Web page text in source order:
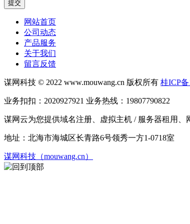
提交
网站首页
公司动态
产品服务
关于我们
留言反馈
谋网科技 © 2022 www.mouwang.cn 版权所有 桂ICP备
业务扣扣：2020927921 业务热线：19807790822
谋网云为您提供域名注册、虚拟主机 / 服务器租用、
地址：北海市海城区长青路6号领秀一方1-0718室
谋网科技（mouwang.cn）